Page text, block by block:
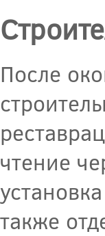
После
чтение
также